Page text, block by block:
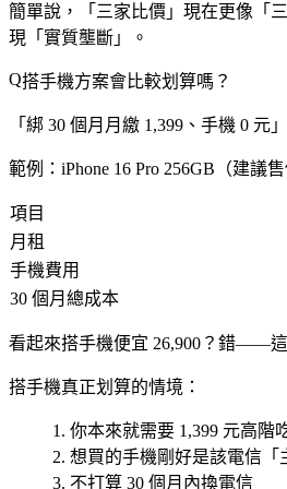
簡單說，「三家比價」現在更像「
現「實質壟斷」。
搭手機方案會比較划算嗎？
「綁 30 個月月繳 1,399、手機 0
範例：iPhone 16 Pro 256GB（建議售
項目
月租
手機費用
30 個月總成本
看起來搭手機便宜 26,900？ 錯——這
搭手機真正划算的情境 ：
你本來就需要 1,399 元高階
想買的手機剛好是該電信「
不打算 30 個月內換電信